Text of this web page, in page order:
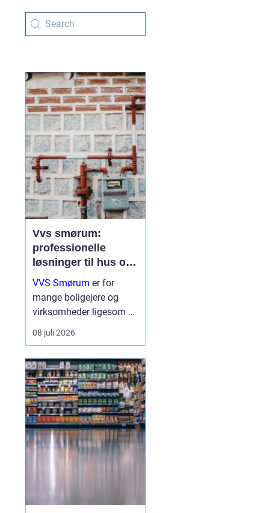
Vvs smørum:
professionelle
løsninger til hus og
erhverv
VVS Smørum er for
mange boligejere og
virksomheder ligesom en
tryg livline, når vand,
varme eller afløb driller.
kun om rør og ventiler,
men om sikkerhed,
komfort og en ...
08 juli 2026